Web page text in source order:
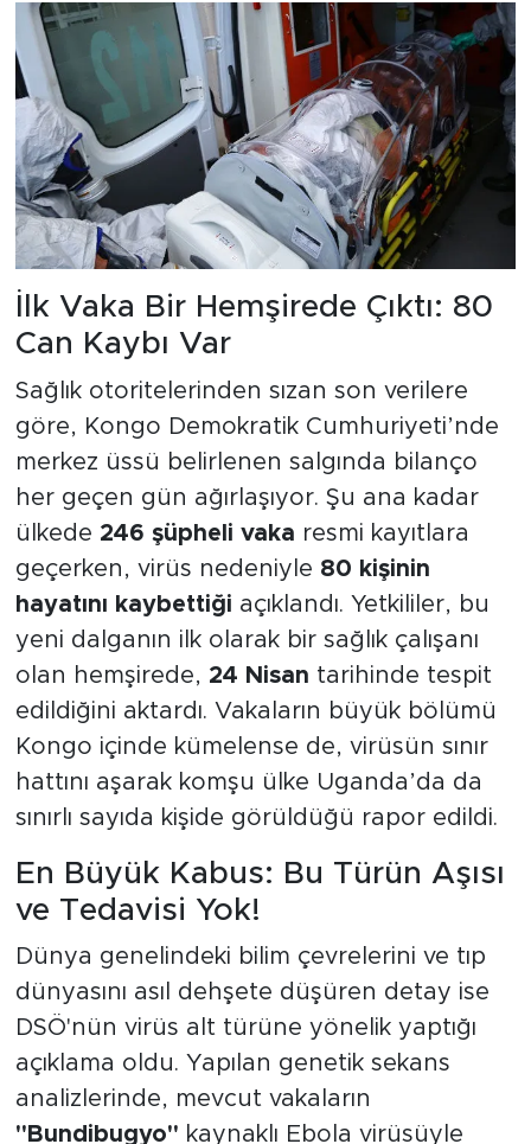
İlk Vaka Bir Hemşirede Çıktı: 80
Can Kaybı Var
Sağlık otoritelerinden sızan son verilere
göre, Kongo Demokratik Cumhuriyeti’nde
merkez üssü belirlenen salgında bilanço
her geçen gün ağırlaşıyor. Şu ana kadar
ülkede 246 şüpheli vaka resmi kayıtlara
geçerken, virüs nedeniyle 80 kişinin
hayatını kaybettiği açıklandı. Yetkililer, bu
yeni dalganın ilk olarak bir sağlık çalışanı
olan hemşirede, 24 Nisan tarihinde tespit
edildiğini aktardı. Vakaların büyük bölümü
Kongo içinde kümelense de, virüsün sınır
hattını aşarak komşu ülke Uganda’da da
sınırlı sayıda kişide görüldüğü rapor edildi.
En Büyük Kabus: Bu Türün Aşısı
ve Tedavisi Yok!
Dünya genelindeki bilim çevrelerini ve tıp
dünyasını asıl dehşete düşüren detay ise
DSÖ'nün virüs alt türüne yönelik yaptığı
açıklama oldu. Yapılan genetik sekans
analizlerinde, mevcut vakaların
"Bundibugyo" kaynaklı Ebola virüsüyle